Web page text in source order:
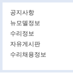
공지사항
뉴모델정보
수리정보
자유게시판
수리채용정보